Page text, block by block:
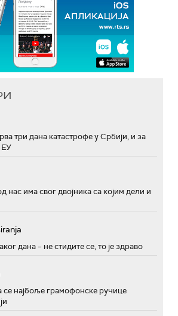
три дана катастрофе у Србији, и за
ЕУ
нас има свог двојника са којим дели и
дана – не стидите се, то је здраво
се најбоље грамофонске ручице